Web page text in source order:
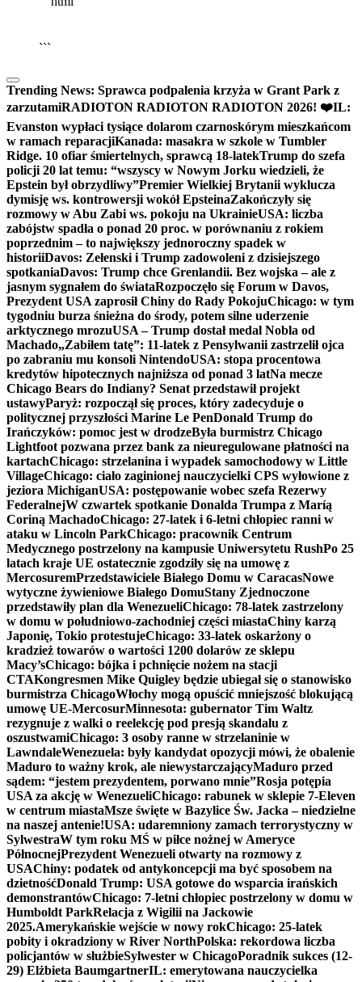
```
Trending News: Sprawca podpalenia krzyża w Grant Park z
zarzutamiRADIOTON RADIOTON RADIOTON 2026! ❤️IL:
Evanston wypłaci tysiące dolarom czarnoskórym mieszkańcom
w ramach reparacjiKanada: masakra w szkole w Tumbler
Ridge. 10 ofiar śmiertelnych, sprawcą 18-latekTrump do szefa
policji 20 lat temu: “wszyscy w Nowym Jorku wiedzieli, że
Epstein był obrzydliwy”Premier Wielkiej Brytanii wyklucza
dymisję ws. kontrowersji wokół EpsteinaZakończyły się
rozmowy w Abu Zabi ws. pokoju na UkrainieUSA: liczba
zabójstw spadła o ponad 20 proc. w porównaniu z rokiem
poprzednim – to największy jednoroczny spadek w
historiiDavos: Zełenski i Trump zadowoleni z dzisiejszego
spotkaniaDavos: Trump chce Grenlandii. Bez wojska – ale z
jasnym sygnałem do świataRozpoczęło się Forum w Davos,
Prezydent USA zaprosił Chiny do Rady PokojuChicago: w tym
tygodniu burza śnieżna do środy, potem silne uderzenie
arktycznego mrozuUSA – Trump dostał medal Nobla od
Machado„Zabiłem tatę”: 11-latek z Pensylwanii zastrzelił ojca
po zabraniu mu konsoli NintendoUSA: stopa procentowa
kredytów hipotecznych najniższa od ponad 3 latNa mecze
Chicago Bears do Indiany? Senat przedstawił projekt
ustawyParyż: rozpoczął się proces, który zadecyduje o
politycznej przyszłości Marine Le PenDonald Trump do
Irańczyków: pomoc jest w drodzeByła burmistrz Chicago
Lightfoot pozwana przez bank za nieuregulowane płatności na
kartachChicago: strzelanina i wypadek samochodowy w Little
VillageChicago: ciało zaginionej nauczycielki CPS wyłowione z
jeziora MichiganUSA: postępowanie wobec szefa Rezerwy
FederalnejW czwartek spotkanie Donalda Trumpa z Maríą
Coriną MachadoChicago: 27-latek i 6-letni chłopiec ranni w
ataku w Lincoln ParkChicago: pracownik Centrum
Medycznego postrzelony na kampusie Uniwersytetu RushPo 25
latach kraje UE ostatecznie zgodziły się na umowę z
MercosuremPrzedstawiciele Białego Domu w CaracasNowe
wytyczne żywieniowe Białego DomuStany Zjednoczone
przedstawiły plan dla WenezueliChicago: 78-latek zastrzelony
w domu w południowo-zachodniej części miastaChiny karzą
Japonię, Tokio protestujeChicago: 33-latek oskarżony o
kradzież towarów o wartości 1200 dolarów ze sklepu
Macy’sChicago: bójka i pchnięcie nożem na stacji
CTAKongresmen Mike Quigley będzie ubiegał się o stanowisko
burmistrza ChicagoWłochy mogą opuścić mniejszość blokującą
umowę UE-MercosurMinnesota: gubernator Tim Waltz
rezygnuje z walki o reelekcję pod presją skandalu z
oszustwamiChicago: 3 osoby ranne w strzelaninie w
LawndaleWenezuela: były kandydat opozycji mówi, że obalenie
Maduro to ważny krok, ale niewystarczającyMaduro przed
sądem: “jestem prezydentem, porwano mnie”Rosja potępia
USA za akcję w WenezueliChicago: rabunek w sklepie 7-Eleven
w centrum miastaMsze święte w Bazylice Św. Jacka – niedzielne
na naszej antenie!USA: udaremniony zamach terrorystyczny w
SylwestraW tym roku MŚ w piłce nożnej w Ameryce
PółnocnejPrezydent Wenezueli otwarty na rozmowy z
USAChiny: podatek od antykoncepcji ma być sposobem na
dzietnośćDonald Trump: USA gotowe do wsparcia irańskich
demonstrantówChicago: 7-letni chłopiec postrzelony w domu w
Humboldt ParkRelacja z Wigilii na Jackowie
2025.Amerykańskie wejście w nowy rokChicago: 25-latek
pobity i okradziony w River NorthPolska: rekordowa liczba
policjantów w służbieSylwester w ChicagoPoradnik sukces (12-
29) Elżbieta BaumgartnerIL: emerytowana nauczycielka